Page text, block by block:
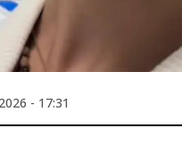
- 17:31